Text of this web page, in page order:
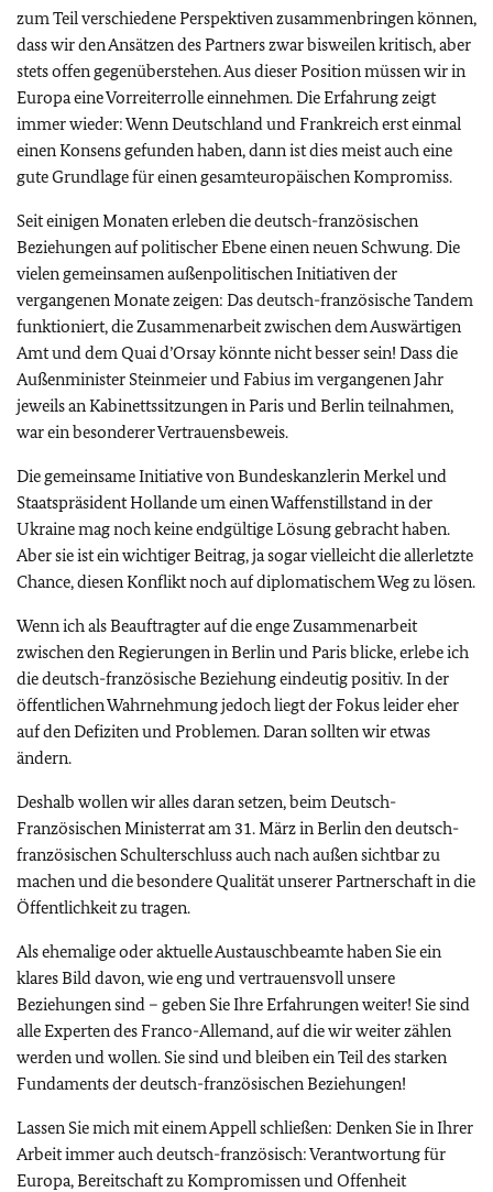
zum Teil verschiedene Perspektiven zusammenbringen können,
dass wir den Ansätzen des Partners zwar bisweilen kritisch, aber
stets offen gegenüberstehen. Aus dieser Position müssen wir in
Europa eine Vorreiterrolle einnehmen. Die Erfahrung zeigt
immer wieder: Wenn Deutschland und Frankreich erst einmal
einen Konsens gefunden haben, dann ist dies meist auch eine
gute Grundlage für einen gesamteuropäischen Kompromiss.
Seit einigen Monaten erleben die deutsch-französischen
Beziehungen auf politischer Ebene einen neuen Schwung. Die
vielen gemeinsamen außenpolitischen Initiativen der
vergangenen Monate zeigen: Das deutsch-französische Tandem
funktioniert, die Zusammenarbeit zwischen dem Auswärtigen
Amt und dem Quai d’Orsay könnte nicht besser sein! Dass die
Außenminister Steinmeier und Fabius im vergangenen Jahr
jeweils an Kabinettssitzungen in Paris und Berlin teilnahmen,
war ein besonderer Vertrauensbeweis.
Die gemeinsame Initiative von Bundeskanzlerin Merkel und
Staatspräsident Hollande um einen Waffenstillstand in der
Ukraine mag noch keine endgültige Lösung gebracht haben.
Aber sie ist ein wichtiger Beitrag, ja sogar vielleicht die allerletzte
Chance, diesen Konflikt noch auf diplomatischem Weg zu lösen.
Wenn ich als Beauftragter auf die enge Zusammenarbeit
zwischen den Regierungen in Berlin und Paris blicke, erlebe ich
die deutsch-französische Beziehung eindeutig positiv. In der
öffentlichen Wahrnehmung jedoch liegt der Fokus leider eher
auf den Defiziten und Problemen. Daran sollten wir etwas
ändern.
Deshalb wollen wir alles daran setzen, beim Deutsch-
Französischen Ministerrat am 31. März in Berlin den deutsch-
französischen Schulterschluss auch nach außen sichtbar zu
machen und die besondere Qualität unserer Partnerschaft in die
Öffentlichkeit zu tragen.
Als ehemalige oder aktuelle Austauschbeamte haben Sie ein
klares Bild davon, wie eng und vertrauensvoll unsere
Beziehungen sind – geben Sie Ihre Erfahrungen weiter! Sie sind
alle Experten des Franco-Allemand, auf die wir weiter zählen
werden und wollen. Sie sind und bleiben ein Teil des starken
Fundaments der deutsch-französischen Beziehungen!
Lassen Sie mich mit einem Appell schließen: Denken Sie in Ihrer
Arbeit immer auch deutsch-französisch: Verantwortung für
Europa, Bereitschaft zu Kompromissen und Offenheit